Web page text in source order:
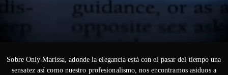
Sobre Only Marissa, adonde la elegancia está con el pasar del tiempo una
sensatez así­ como nuestro profesionalismo, nos encontramos asiduos a